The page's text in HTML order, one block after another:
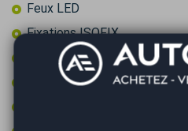
Feux LED
Fixations ISOFIX
Frein à main électrique
GPS couleur